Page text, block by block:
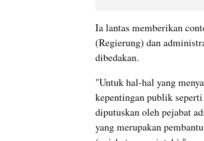
Ia lantas memberikan
(Regierung) dan
dibedakan.
"Untuk hal-hal yang
kepentingan publik
diputuskan oleh pejabat
yang merupakan